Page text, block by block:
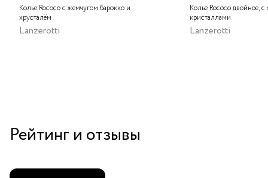
Колье Rococo с жемчугом барокко и
хрусталём
Lanzerotti
Колье Rococo двойное,
кристаллами
Lanzerotti
Рейтинг и отзывы